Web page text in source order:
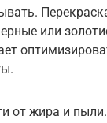
или
от жира и пыли.